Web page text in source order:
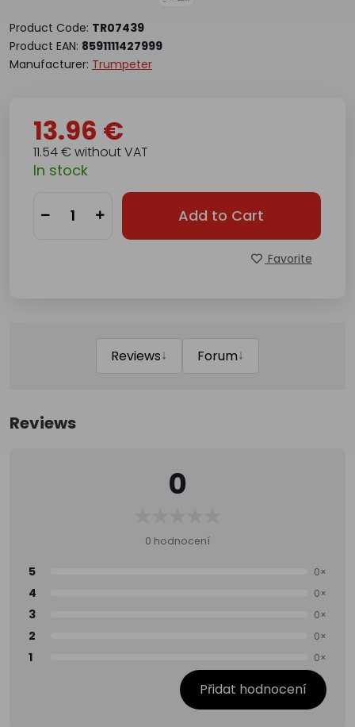
Product Code: TR07439
Product EAN: 8591111427999
Manufacturer: Trumpeter
13.96 €
11.54 € without VAT
In stock
Add to Cart
Favorite
Reviews↓ Forum↓
Reviews
0
0 hodnocení
5 0×
4 0×
3 0×
2 0×
1 0×
Přidat hodnocení